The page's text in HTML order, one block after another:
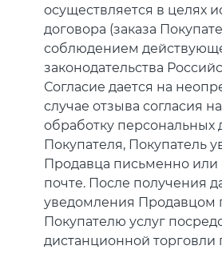
осуществляется в целях
договора (заказа
соблюдением
законодательства
Согласие дается на
случае отзыва согласия
обработку персональных
Покупателя, Покупатель
Продавца письменно или
почте. После получения
уведомления Продавцом
Покупателю услуг
дистанционной торговли